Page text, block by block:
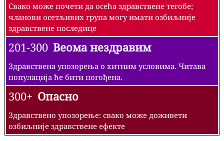
Свако може почети да осећа здравствене тегобе;
чланови осетљивих група могу имати озбиљније
здравствене последице
201-300 Веома нездравим
Здравствена упозорења о хитним условима. Читава
популација ће бити погођена.
300+ Опасно
Здравствено упозорење: свако може доживети
озбиљније здравствене ефекте